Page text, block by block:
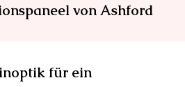
von Ashford
für ein